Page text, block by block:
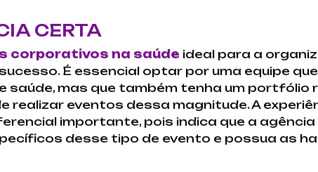
CERTA
corporativos na saúde ideal para a
É essencial optar por uma equipe
saúde, mas que também tenha um portfólio
eventos dessa magnitude. A
importante, pois indica que a
desse tipo de evento e possua as